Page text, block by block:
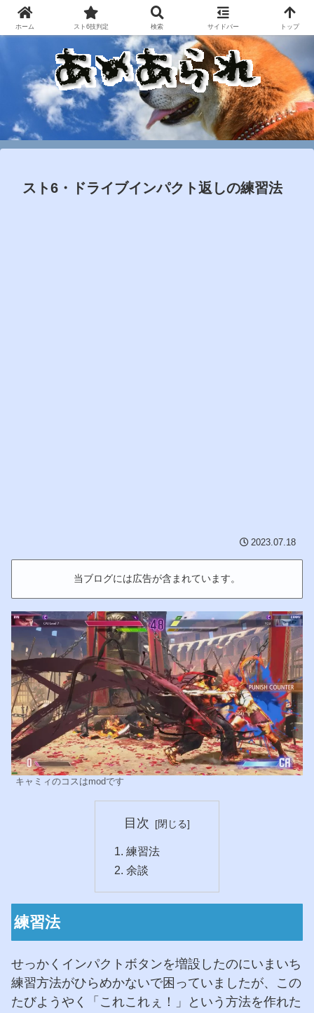
スト6・ドライブインパクト返しの練習法
2023.07.18
当ブログには広告が含まれています。
キャミィのコスはmodです
目次
練習法
余談
練習法
せっかくインパクトボタンを増設したのにいまいち
練習方法がひらめかないで困っていましたが、この
たびようやく「これこれぇ！」という方法を作れた
ホーム スト6技判定 検索 サイドバー トップ